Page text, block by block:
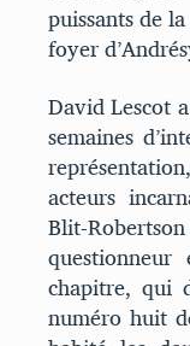
puissants de
foyer
David Lescot
semaines
acteurs
Blit-
chapitre, qui
numéro huit